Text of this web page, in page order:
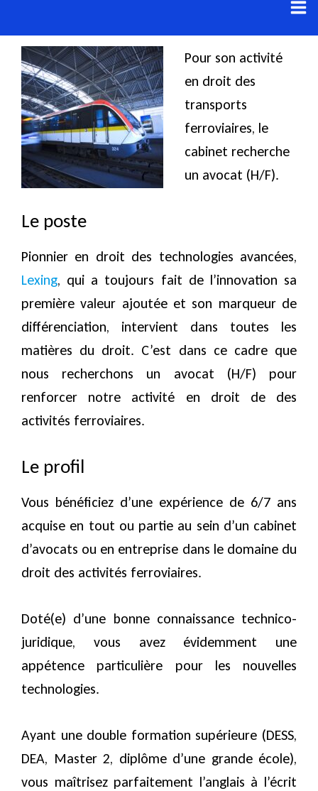
au
contenu
Pour son activité
en droit des
transports
ferroviaires, le
cabinet recherche
un avocat (H/F).
Le poste
Pionnier en droit des technologies avancées,
Lexing, qui a toujours fait de l’innovation sa
première valeur ajoutée et son marqueur de
différenciation, intervient dans toutes les
matières du droit. C’est dans ce cadre que
nous recherchons un avocat (H/F) pour
renforcer notre activité en droit de des
activités ferroviaires.
Le profil
Vous bénéficiez d’une expérience de 6/7 ans
acquise en tout ou partie au sein d’un cabinet
d’avocats ou en entreprise dans le domaine du
droit des activités ferroviaires.
Doté(e) d’une bonne connaissance technico-
juridique, vous avez évidemment une
appétence particulière pour les nouvelles
technologies.
Ayant une double formation supérieure (DESS,
DEA, Master 2, diplôme d’une grande école),
vous maîtrisez parfaitement l’anglais à l’écrit